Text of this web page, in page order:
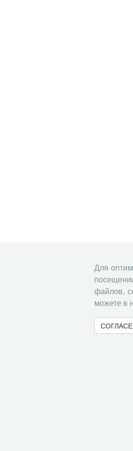
Для
файлов,
можете в